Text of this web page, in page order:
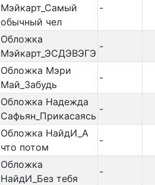
Мэйкарт_Самый
обычный чел
-
Обложка
Мэйкарт_ЭСДЭВЭГЭ
-
Обложка Мэри
Май_Забудь
-
Обложка Надежда
Сафьян_Прикасаясь
-
Обложка НайдИ_А
что потом
-
Обложка
НайдИ_Без тебя
-